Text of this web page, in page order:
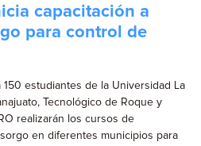
capacitación a
para control de
estudiantes de la Universidad La
Tecnológico de Roque y
realizarán los cursos de
en diferentes municipios para